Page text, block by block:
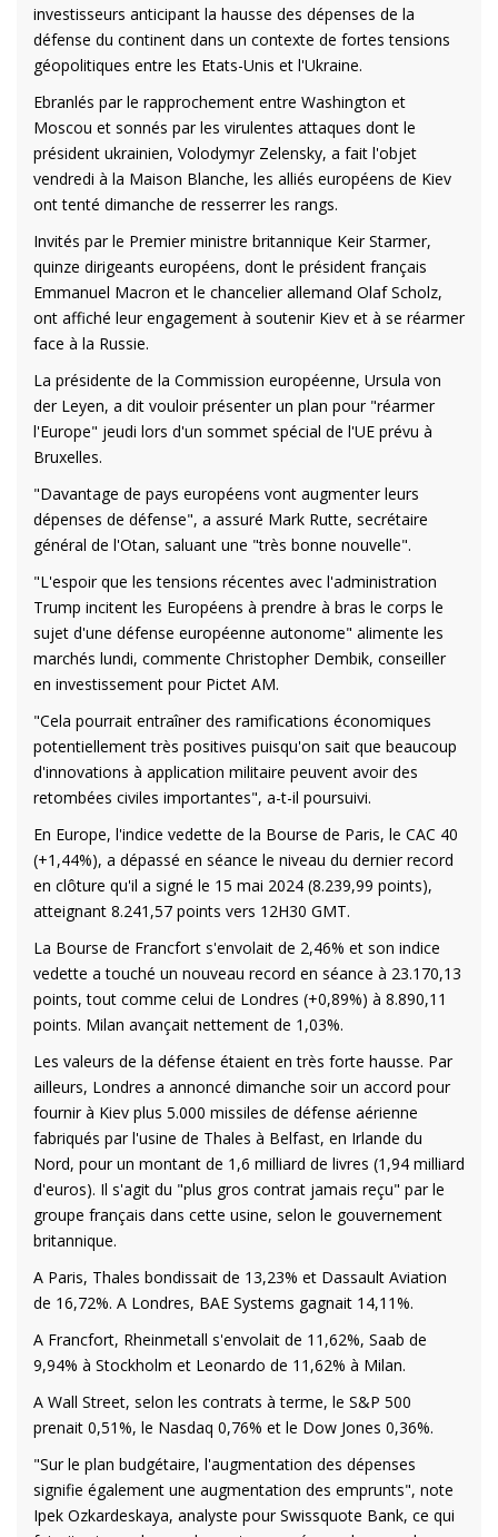
investisseurs anticipant la hausse des dépenses de la
défense du continent dans un contexte de fortes tensions
géopolitiques entre les Etats-Unis et l'Ukraine.
Ebranlés par le rapprochement entre Washington et
Moscou et sonnés par les virulentes attaques dont le
président ukrainien, Volodymyr Zelensky, a fait l'objet
vendredi à la Maison Blanche, les alliés européens de Kiev
ont tenté dimanche de resserrer les rangs.
Invités par le Premier ministre britannique Keir Starmer,
quinze dirigeants européens, dont le président français
Emmanuel Macron et le chancelier allemand Olaf Scholz,
ont affiché leur engagement à soutenir Kiev et à se réarmer
face à la Russie.
La présidente de la Commission européenne, Ursula von
der Leyen, a dit vouloir présenter un plan pour "réarmer
l'Europe" jeudi lors d'un sommet spécial de l'UE prévu à
Bruxelles.
"Davantage de pays européens vont augmenter leurs
dépenses de défense", a assuré Mark Rutte, secrétaire
général de l'Otan, saluant une "très bonne nouvelle".
"L'espoir que les tensions récentes avec l'administration
Trump incitent les Européens à prendre à bras le corps le
sujet d'une défense européenne autonome" alimente les
marchés lundi, commente Christopher Dembik, conseiller
en investissement pour Pictet AM.
"Cela pourrait entraîner des ramifications économiques
potentiellement très positives puisqu'on sait que beaucoup
d'innovations à application militaire peuvent avoir des
retombées civiles importantes", a-t-il poursuivi.
En Europe, l'indice vedette de la Bourse de Paris, le CAC 40
(+1,44%), a dépassé en séance le niveau du dernier record
en clôture qu'il a signé le 15 mai 2024 (8.239,99 points),
atteignant 8.241,57 points vers 12H30 GMT.
La Bourse de Francfort s'envolait de 2,46% et son indice
vedette a touché un nouveau record en séance à 23.170,13
points, tout comme celui de Londres (+0,89%) à 8.890,11
points. Milan avançait nettement de 1,03%.
Les valeurs de la défense étaient en très forte hausse. Par
ailleurs, Londres a annoncé dimanche soir un accord pour
fournir à Kiev plus 5.000 missiles de défense aérienne
fabriqués par l'usine de Thales à Belfast, en Irlande du
Nord, pour un montant de 1,6 milliard de livres (1,94 milliard
d'euros). Il s'agit du "plus gros contrat jamais reçu" par le
groupe français dans cette usine, selon le gouvernement
britannique.
A Paris, Thales bondissait de 13,23% et Dassault Aviation
de 16,72%. A Londres, BAE Systems gagnait 14,11%.
A Francfort, Rheinmetall s'envolait de 11,62%, Saab de
9,94% à Stockholm et Leonardo de 11,62% à Milan.
A Wall Street, selon les contrats à terme, le S&P 500
prenait 0,51%, le Nasdaq 0,76% et le Dow Jones 0,36%.
"Sur le plan budgétaire, l'augmentation des dépenses
signifie également une augmentation des emprunts", note
Ipek Ozkardeskaya, analyste pour Swissquote Bank, ce qui